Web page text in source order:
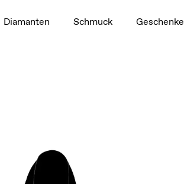
Diamanten Schmuck Geschenke